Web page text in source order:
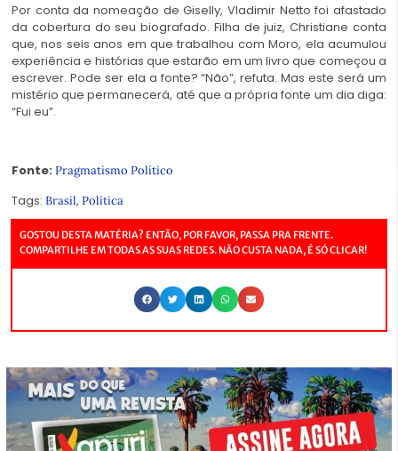
Por conta da nomeação de Giselly, Vladimir Netto foi afastado
da cobertura do seu biografado. Filha de juiz, Christiane conta
que, nos seis anos em que trabalhou com Moro, ela acumulou
experiência e histórias que estarão em um livro que começou a
escrever. Pode ser ela a fonte? “Não”, refuta.Mas este será um
mistério que permanecerá, até que a própria fonte um dia diga:
“Fui eu”.
Fonte: Pragmatismo Político
Tags: Brasil, Política
GOSTOU DESTA MATÉRIA? ENTÃO, POR FAVOR, PASSA PRA FRENTE.
COMPARTILHE EM TODAS AS SUAS REDES. NÃO CUSTA NADA, É SÓ CLICAR!